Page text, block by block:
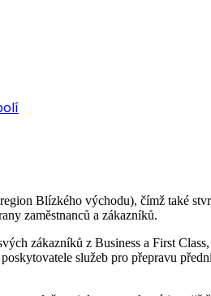
Blízkého východu), čímž také
zaměstnanců a zákazníků.
zákazníků z Business a First
služeb pro přepravu